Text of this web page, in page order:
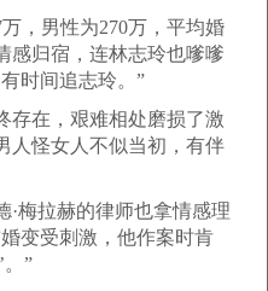
，男性为270万，平均婚
感归宿，连林志玲也嗲嗲
时间追志玲。”
存在，艰难相处磨损了激
人怪女人不似当初，有伴
·梅拉赫的律师也拿情感理
变受刺激，他作案时肯
。”